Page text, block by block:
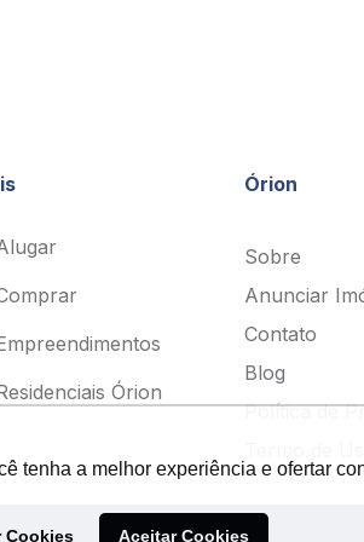
tenha a melhor experiência e ofertar
Cookies Aceitar Cookies
tenha a melhor experiência e ofertar
Cookies Aceitar Cookies
Órion
Órion
Sobre
Anunciar
Contato
Blog
Política de